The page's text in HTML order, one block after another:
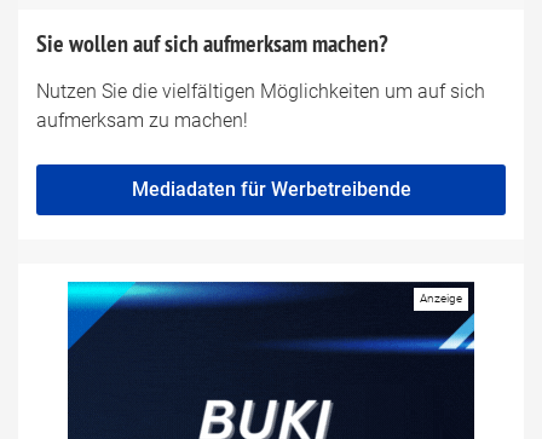
Sie wollen auf sich aufmerksam machen?
Nutzen Sie die vielfältigen Möglichkeiten um auf sich
aufmerksam zu machen!
Mediadaten für Werbetreibende